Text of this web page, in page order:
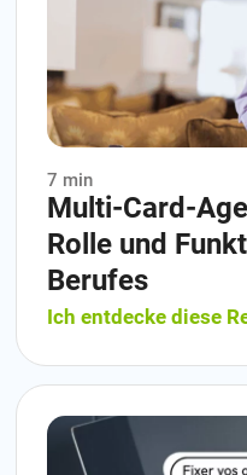
7 min
Multi-Card-
Rolle und
Berufes
Ich entdecke diese